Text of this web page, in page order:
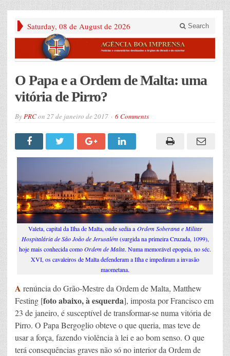
Saturday, 08 de August de 2026 Search
O Papa e a Ordem de Malta: uma
vitória de Pirro?
ByPRCon 27 de janeiro de 2017 6 Comments
Valeta, capital da Ilha de Malta, onde sedia a Ordem Soberana e Militar
Hospitalária de São João de Jerusalém(surgida na primeira Cruzada, 1099),
hoje mais conhecida comoOrdem de Malta. Numa memorável epopeia, no séc.
XVI, os cavaleiros de Malta defenderam a Ilha e impediram a invasão
maometana.
A renúncia do Grão-Mestre da Ordem de Malta, Matthew
Festing [foto abaixo, à esquerda], imposta por Francisco em
23 de janeiro, é susceptível de transformar-se numa vitória de
Pirro. O Papa Bergoglio obteve o que queria, mas teve de
usar a força, fazendo violência à lei e ao bom senso. O que
terá consequências graves não só no interior da Ordem de